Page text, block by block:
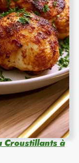
Croustillants à